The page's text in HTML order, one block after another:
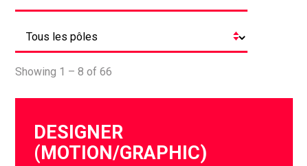
Showing 1 – 8 of 66
DESIGNER
(MOTION/GRAPHIC)